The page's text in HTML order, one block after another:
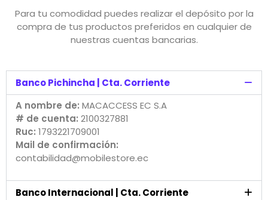
Para tu comodidad puedes realizar el depósito por la
compra de tus productos preferidos en cualquier de
nuestras cuentas bancarias.
Banco Pichincha | Cta. Corriente
A nombre de: MACACCESS EC S.A
# de cuenta: 2100327881
Ruc: 1793221709001
Mail de confirmación:
contabilidad@mobilestore.ec
Banco Internacional | Cta. Corriente